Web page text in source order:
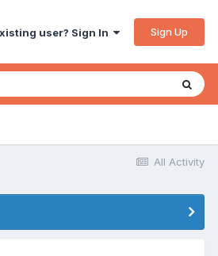
user? Sign In Sign Up
All Activity